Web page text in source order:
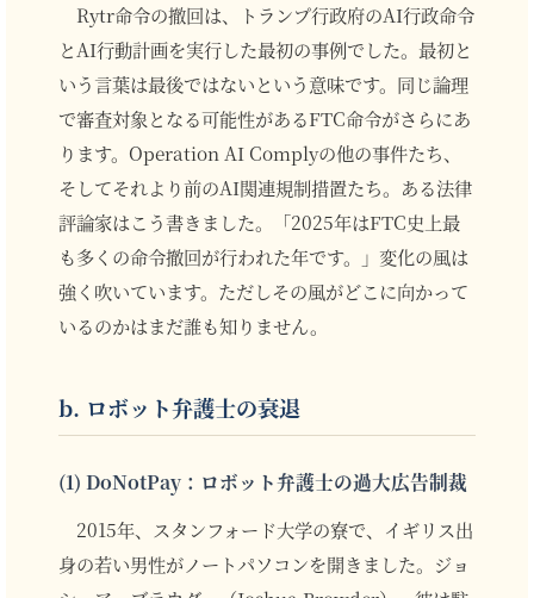
Rytr命令の撤回は、トランプ行政府のAI行政命令
とAI行動計画を実行した最初の事例でした。最初と
いう言葉は最後ではないという意味です。同じ論理
で審査対象となる可能性があるFTC命令がさらにあ
ります。Operation AI Complyの他の事件たち、
そしてそれより前のAI関連規制措置たち。ある法律
評論家はこう書きました。「2025年はFTC史上最
も多くの命令撤回が行われた年です。」変化の風は
強く吹いています。ただしその風がどこに向かって
いるのかはまだ誰も知りません。
b. ロボット弁護士の衰退
(1) DoNotPay：ロボット弁護士の過大広告制裁
2015年、スタンフォード大学の寮で、イギリス出
身の若い男性がノートパソコンを開きました。ジョ